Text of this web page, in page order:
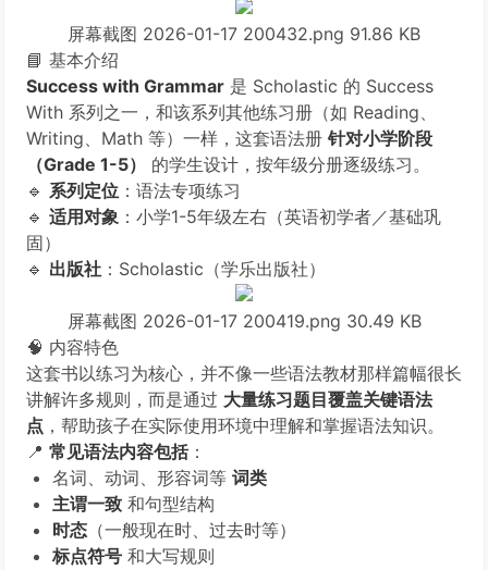
屏幕截图 2026-01-17 200432.png 91.86 KB
📘 基本介绍
Success with Grammar 是 Scholastic 的 Success
With 系列之一，和该系列其他练习册（如 Reading、
Writing、Math 等）一样，这套语法册 针对小学阶段
（Grade 1-5）
的学生设计，按年级分册逐级练习。
🔹 系列定位 ：语法专项练习
🔹 适用对象 ：小学1-5年级左右（英语初学者／基础巩
固）
🔹 出版社 ：Scholastic（学乐出版社）
屏幕截图 2026-01-17 200419.png 30.49 KB
🧠 内容特色
这套书以练习为核心，并不像一些语法教材那样篇幅很长
讲解许多规则，而是通过 大量练习题目覆盖关键语法
点 ，帮助孩子在实际使用环境中理解和掌握语法知识。
📍 常见语法内容包括：
名词、动词、形容词等 词类
主谓一致 和句型结构
时态 （一般现在时、过去时等）
标点符号 和大写规则